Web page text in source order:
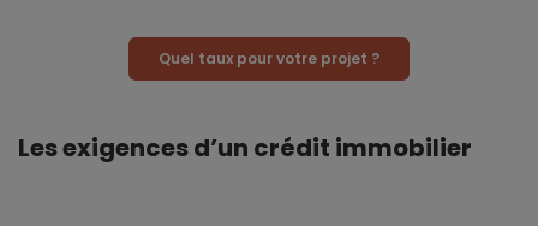
Quel taux pour votre projet ?
Les exigences d’un crédit immobilier